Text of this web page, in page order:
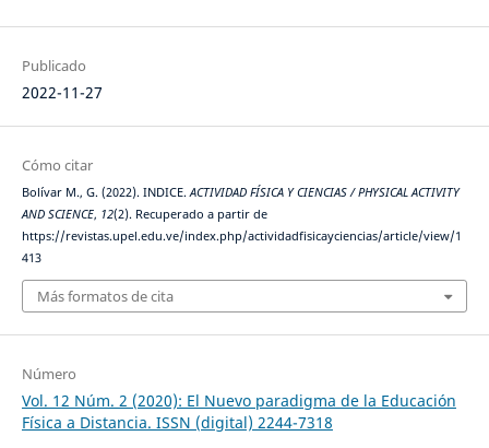
Publicado
2022-11-27
Cómo citar
Bolívar M., G. (2022). INDICE.ACTIVIDAD FÍSICA Y CIENCIAS / PHYSICAL ACTIVITY
AND SCIENCE, 12(2). Recuperado a partir de
https://revistas.upel.edu.ve/index.php/actividadfisicayciencias/article/view/1
413
Más formatos de cita
Número
Vol. 12 Núm. 2 (2020): El Nuevo paradigma de la Educación
Física a Distancia. ISSN (digital) 2244-7318